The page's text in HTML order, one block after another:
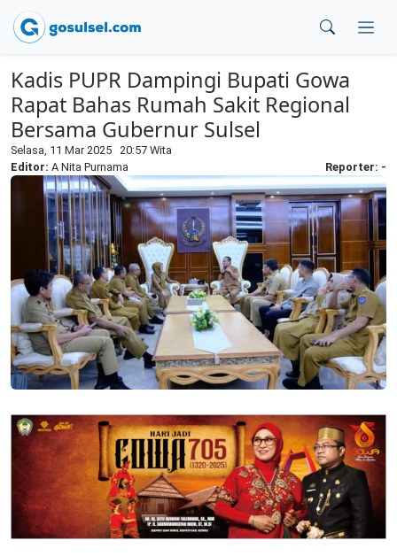
Kadis PUPR Dampingi Bupati Gowa
Rapat Bahas Rumah Sakit Regional
Bersama Gubernur Sulsel
Selasa, 11 Mar 2025 20:57 Wita
Editor: A Nita Purnama Reporter: -